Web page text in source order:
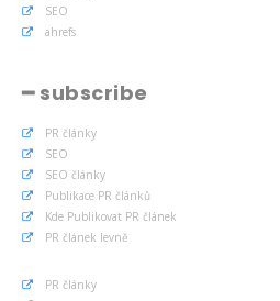
SEO
ahrefs
━ subscribe
PR články
SEO
SEO články
Publikace PR článků
Kde Publikovat PR článek
PR článek levně
PR články